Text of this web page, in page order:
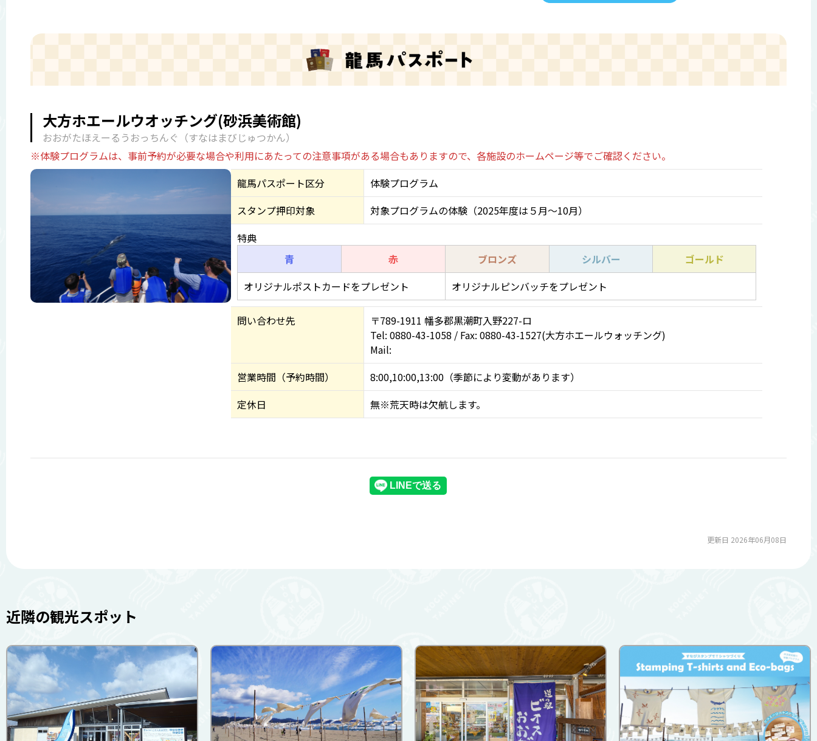
大方ホエールウオッチング(砂浜美術館)
おおがたほえーるうおっちんぐ（すなはまびじゅつかん）
※体験プログラムは、事前予約が必要な場合や利用にあたっての注意事項がある場合もありますので、各施設のホームページ等でご確認ください。
龍馬パスポート区分
体験プログラム
スタンプ押印対象
対象プログラムの体験（2025年度は５月～10月）
特典
青
赤 ブロンズ シルバー
ゴールド
オリジナルポストカードをプレゼント
オリジナルピンバッチをプレゼント
問い合わせ先
〒789-1911 幡多郡黒潮町入野227-ロ
Tel: 0880-43-1058 / Fax: 0880-43-1527(大方ホエールウォッチング)
Mail:
営業時間（予約時間）
8:00,10:00,13:00（季節により変動があります）
定休日
無※荒天時は欠航します。
更新日 2026年06月08日
近隣の観光スポット